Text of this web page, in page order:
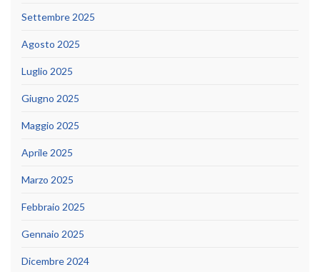
Settembre 2025
Agosto 2025
Luglio 2025
Giugno 2025
Maggio 2025
Aprile 2025
Marzo 2025
Febbraio 2025
Gennaio 2025
Dicembre 2024